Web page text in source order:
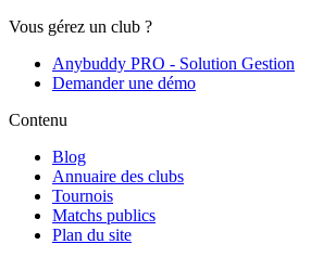
Vous gérez un club ?
Anybuddy PRO - Solution Gestion
Demander une démo
Contenu
Blog
Annuaire des clubs
Tournois
Matchs publics
Plan du site